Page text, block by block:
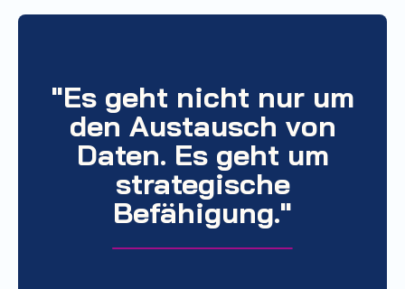
"Es geht nicht nur um
den Austausch von
Daten. Es geht um
strategische
Befähigung."